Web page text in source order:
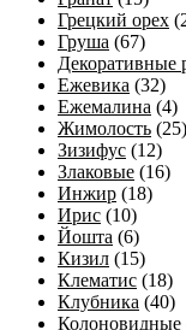
Грецкий орех
Груша (67)
Декоративные
Ежевика (32)
Ежемалина (4)
Жимолость (25)
Зизифус (12)
Злаковые (16)
Инжир (18)
Ирис (10)
Йошта (6)
Кизил (15)
Клематис (18)
Клубника (40)